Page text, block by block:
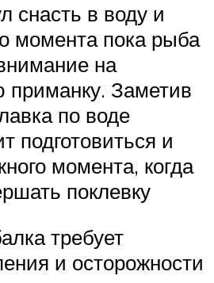
снасть в воду и
момента пока рыба
на
приманку. Заметив
по воде
подготовиться и
момента, когда
поклевку
требует
и осторожности